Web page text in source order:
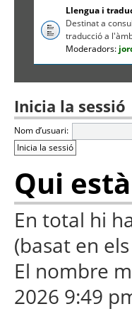
Llengua i
Destinat a
traducció a
Moderadors:
Inicia la sessió
Nom d’usuari:
Qui
En total hi
(basat en
El nombre
2026 9:49